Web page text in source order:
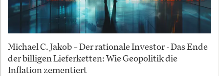
Michael C. Jakob – Der rationale Investor - Das Ende
der billigen Lieferketten: Wie Geopolitik die
Inflation zementiert